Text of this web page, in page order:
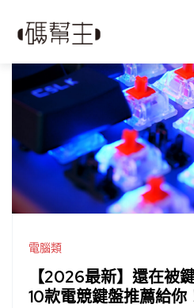
電腦類
【2026最新】還在被
10款電競鍵盤推薦給你